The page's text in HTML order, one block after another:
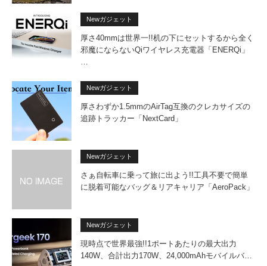
Newガジェット
厚さ40mmは世界一!!机の下にセットするから全く
邪魔にならないQiワイヤレス充電器「ENERQi」
…
Newガジェット
厚さわずか1.5mmのAirTag互換のクレカサイズの
追跡トラッカー「NextCard」
Newガジェット
さぁ自転車に乗って旅に出よう!!工具不要で簡単
に脱着可能なバッグ＆リアキャリア「AeroPack」
Newガジェット
現時点で世界最強!!1ポートあたりの最大出力
140W、合計出力170W、24,000mAhモバイルバ…